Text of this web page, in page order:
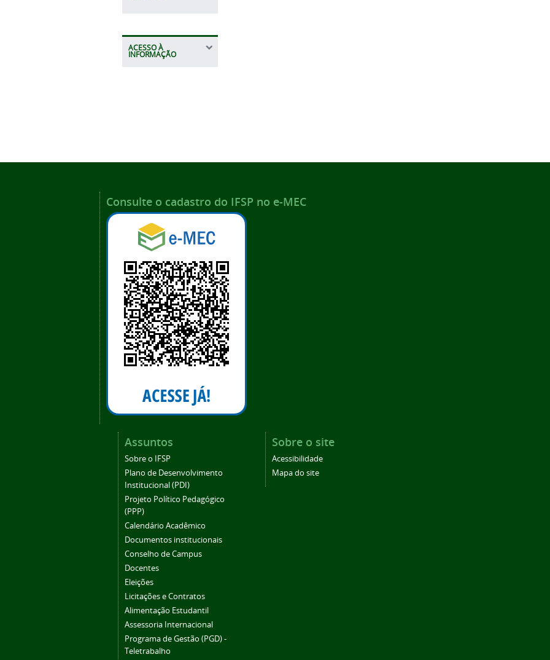
ACESSO À
INFORMAÇÃO
Consulte o cadastro do IFSP no e-MEC
Assuntos
Sobre o IFSP
Plano de Desenvolvimento
Institucional (PDI)
Projeto Político Pedagógico
(PPP)
Calendário Acadêmico
Documentos institucionais
Conselho de Campus
Docentes
Eleições
Licitações e Contratos
Alimentação Estudantil
Assessoria Internacional
Programa de Gestão (PGD) -
Teletrabalho
Sobre o site
Acessibilidade
Mapa do site